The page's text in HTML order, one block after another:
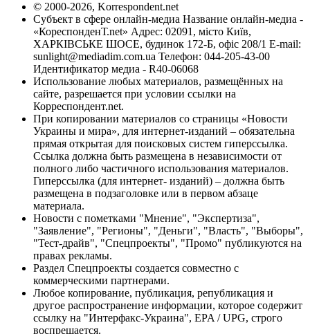
© 2000-2026, Korrespondent.net
Субъект в сфере онлайн-медиа Название онлайн-медиа -
«КореспонденТ.net» Адрес: 02091, місто Київ,
ХАРКІВСЬКЕ ШОСЕ, будинок 172-Б, офіс 208/1 E-mail:
sunlight@mediadim.com.ua Телефон: 044-205-43-00
Идентификатор медиа - R40-06068
Использование любых материалов, размещённых на
сайте, разрешается при условии ссылки на
Корреспондент.net.
При копировании материалов со страницы «Новости
Украины и мира», для интернет-изданий – обязательна
прямая открытая для поисковых систем гиперссылка.
Ссылка должна быть размещена в независимости от
полного либо частичного использования материалов.
Гиперссылка (для интернет- изданий) – должна быть
размещена в подзаголовке или в первом абзаце
материала.
Новости с пометками "Мнение", "Экспертиза",
"Заявление", "Регионы", "Деньги", "Власть", "Выборы",
"Тест-драйв", "Спецпроекты", "Промо" публикуются на
правах рекламы.
Раздел Спецпроекты создается совместно с
коммерческими партнерами.
Любое копирование, публикация, републикация и
другое распространение информации, которое содержит
ссылку на "Интерфакс-Украина", EPA / UPG, строго
воспрещается.